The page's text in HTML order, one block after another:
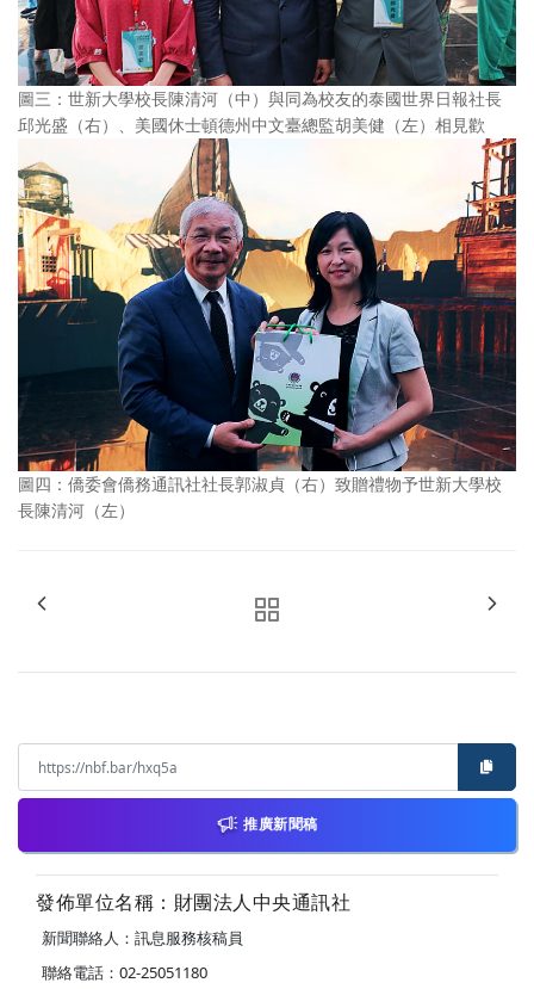
圖三：世新大學校長陳清河（中）與同為校友的泰國世界日報社長
邱光盛（右）、美國休士頓德州中文臺總監胡美健（左）相見歡
圖四：僑委會僑務通訊社社長郭淑貞（右）致贈禮物予世新大學校
長陳清河（左）
推廣新聞稿
發佈單位名稱：財團法人中央通訊社
新聞聯絡人：訊息服務核稿員
聯絡電話：02-25051180